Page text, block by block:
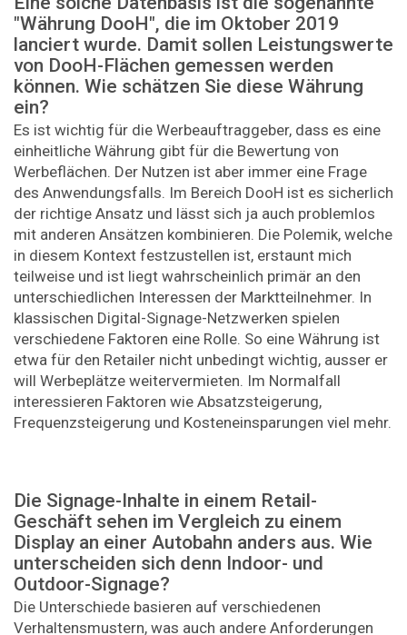
"Währung DooH", die im Oktober 2019
lanciert wurde. Damit sollen Leistungswerte
von DooH-Flächen gemessen werden
können. Wie schätzen Sie diese Währung
ein?
Es ist wichtig für die Werbeauftraggeber, dass es eine
einheitliche Währung gibt für die Bewertung von
Werbeflächen. Der Nutzen ist aber immer eine Frage
des Anwendungsfalls. Im Bereich DooH ist es sicherlich
der richtige Ansatz und lässt sich ja auch problemlos
mit anderen Ansätzen kombinieren. Die Polemik, welche
in diesem Kontext festzustellen ist, erstaunt mich
teilweise und ist liegt wahrscheinlich primär an den
unterschiedlichen Interessen der Marktteilnehmer. In
klassischen Digital-Signage-Netzwerken spielen
verschiedene Faktoren eine Rolle. So eine Währung ist
etwa für den Retailer nicht unbedingt wichtig, ausser er
will Werbeplätze weitervermieten. Im Normalfall
interessieren Faktoren wie Absatzsteigerung,
Frequenzsteigerung und Kosteneinsparungen viel mehr.
Die Signage-Inhalte in einem Retail-
Geschäft ­sehen im Vergleich zu einem
Display an einer ­Autobahn anders aus. Wie
unterscheiden sich denn Indoor- und
Outdoor-Signage?
Die Unterschiede basieren auf verschiedenen
Verhaltensmustern, was auch andere Anforderungen